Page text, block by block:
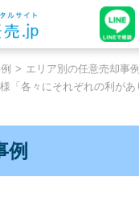
エリア別の任意売却事例
「各々にそれぞれの利が
例